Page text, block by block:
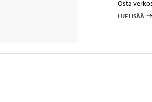
Osta
LUE LISÄÄ